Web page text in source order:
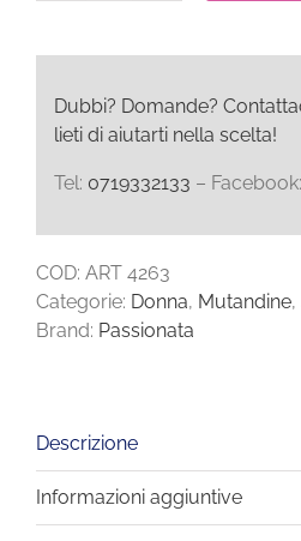
Dubbi? Domande?
lieti di aiutarti nella scelta!
Tel: 0719332133 – Facebook:
COD: ART 4263
Categorie: Donna, Mutandine,
Brand: Passionata
Descrizione
Informazioni aggiuntive